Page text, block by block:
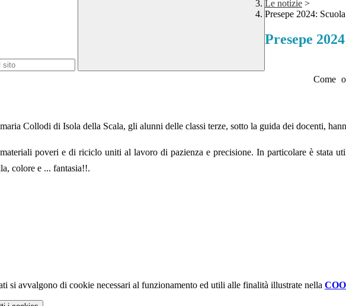
Le notizie >
Presepe 2024:
Presepe
Come
Collodi di Isola della Scala, gli alunni delle classi terze, sotto la guida dei docenti,
poveri e di riciclo uniti al lavoro di pazienza e precisione. In particolare è stata
colore e ... fantasia!!.
si avvalgono di cookie necessari al funzionamento ed utili alle finalità illustrate nella